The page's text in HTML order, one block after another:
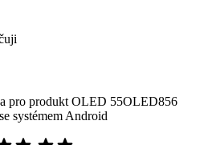
pro produkt OLED 55OLED856
systémem Android